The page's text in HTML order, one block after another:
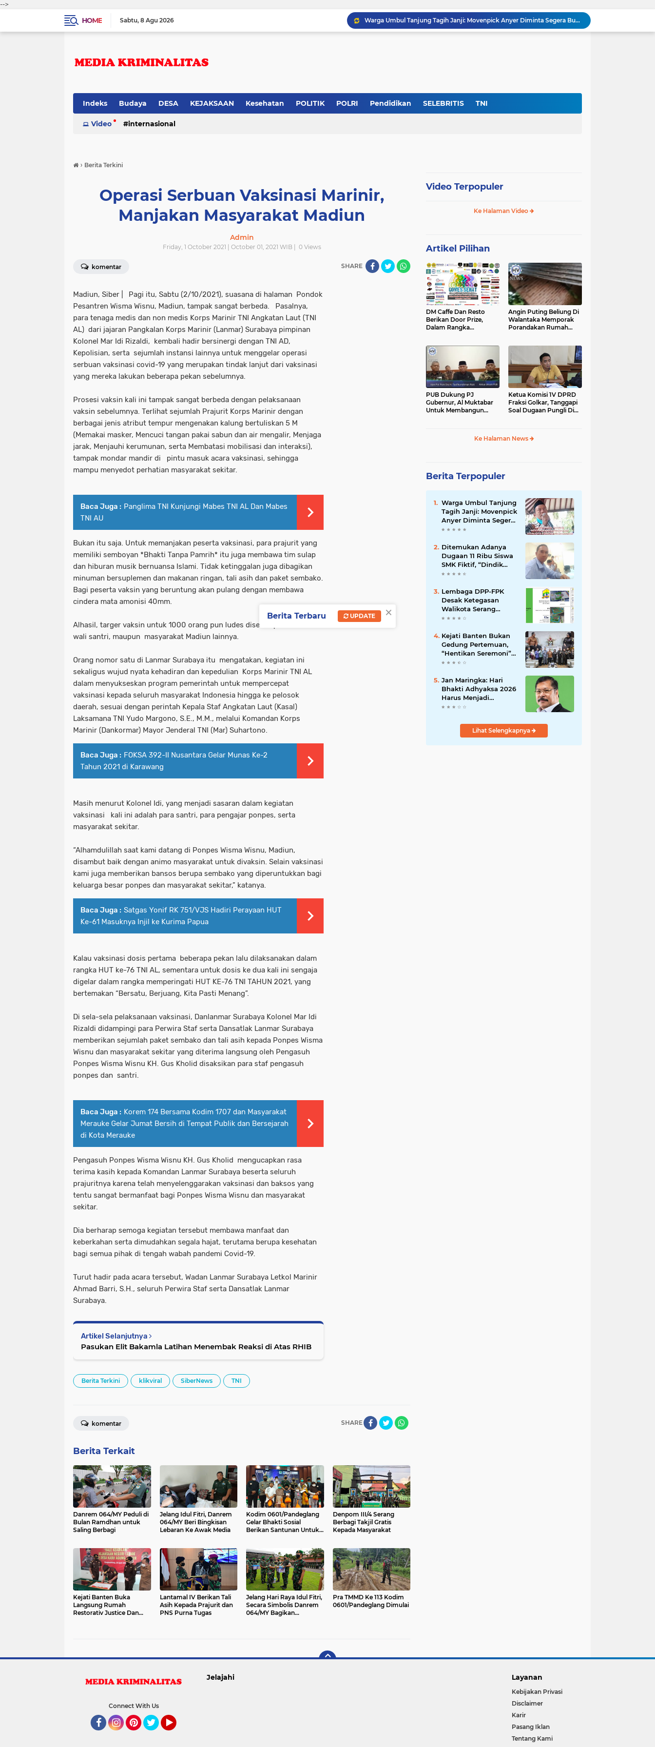
-->
HOME
Sabtu 8 Agu 2026
Warga Umbul Tanjung Tagih Janji: Movenpick Anyer Diminta Segera Buka Akses Jalan Ke Pantai
Ditemukan Adanya Dugaan 11 Ribu Siswa SMK Fiktif, “Dindik Banten Bungkam Seribu Bahasa”
Harapan Masyarakat Serang Dan Sekitarnya Pupus Untuk Memiliki Asrama Haji
Indeks Budaya DESA KEJAKSAAN Kesehatan POLITIK POLRI Pendidikan SELEBRITIS TNI
Video internasional
› Berita Terkini
Operasi Serbuan Vaksinasi Marinir,
Manjakan Masyarakat Madiun
Admin
Friday, 1 October 2021 | October 01, 2021 WIB | 0Views
komentar SHARE
Madiun, Siber |
Pagi itu, Sabtu (2/10/2021), suasana di halaman Pondok
Pesantren Wisma Wisnu, Madiun, tampak sangat berbeda. Pasalnya,
para tenaga medis dan non medis Korps Marinir TNI Angkatan Laut (TNI
AL) dari jajaran Pangkalan Korps Marinir (Lanmar) Surabaya pimpinan
Kolonel Mar Idi Rizaldi, kembali hadir bersinergi dengan TNI AD,
Kepolisian, serta sejumlah instansi lainnya untuk menggelar operasi
serbuan vaksinasi covid-19 yang merupakan tindak lanjut dari vaksinasi
yang mereka lakukan beberapa pekan sebelumnya.
Prosesi vaksin kali ini tampak sangat berbeda dengan pelaksanaan
vaksin sebelumnya. Terlihat sejumlah Prajurit Korps Marinir dengan
berbagai jenis atribut tempur mengenakan kalung bertuliskan 5 M
(Memakai masker, Mencuci tangan pakai sabun dan air mengalir, Menjaga
jarak, Menjauhi kerumunan, serta Membatasi mobilisasi dan interaksi),
tampak mondar mandir di pintu masuk acara vaksinasi, sehingga
mampu menyedot perhatian masyarakat sekitar.
Baca Juga : Panglima TNI Kunjungi Mabes TNI AL Dan Mabes
TNI AU
Bukan itu saja. Untuk memanjakan peserta vaksinasi, para prajurit yang
memiliki semboyan *Bhakti Tanpa Pamrih* itu juga membawa tim sulap
dan hiburan musik bernuansa Islami. Tidak ketinggalan juga dibagikan
minuman bersuplemen dan makanan ringan, tali asih dan paket sembako.
Bagi peserta vaksin yang beruntung akan pulang dengan membawa
cindera mata amonisi 40mm.
Alhasil, targer vaksin untuk 1000 orang pun ludes diserbu para santri,
wali santri, maupun masyarakat Madiun lainnya.
Orang nomor satu di Lanmar Surabaya itu mengatakan, kegiatan ini
sekaligus wujud nyata kehadiran dan kepedulian Korps Marinir TNI AL
dalam menyukseskan program pemerintah untuk mempercepat
vaksinasi kepada seluruh masyarakat Indonesia hingga ke pelosok
daerah, sesuai dengan perintah Kepala Staf Angkatan Laut (Kasal)
Laksamana TNI Yudo Margono, S.E., M.M., melalui Komandan Korps
Marinir (Dankormar) Mayor Jenderal TNI (Mar) Suhartono.
Baca Juga : FOKSA 392-II Nusantara Gelar Munas Ke-2
Tahun 2021 di Karawang
Masih menurut Kolonel Idi, yang menjadi sasaran dalam kegiatan
vaksinasi kali ini adalah para santri, para pengajar ponpes, serta
masyarakat sekitar.
“Alhamdulillah saat kami datang di Ponpes Wisma Wisnu, Madiun,
disambut baik dengan animo masyarakat untuk divaksin. Selain vaksinasi
kami juga memberikan bansos berupa sembako yang diperuntukkan bagi
keluarga besar ponpes dan masyarakat sekitar,” katanya.
Baca Juga : Satgas Yonif RK 751/VJS Hadiri Perayaan HUT
Ke-61 Masuknya Injil ke Kurima Papua
Kalau vaksinasi dosis pertama beberapa pekan lalu dilaksanakan dalam
rangka HUT ke-76 TNI AL, sementara untuk dosis ke dua kali ini sengaja
digelar dalam rangka memperingati HUT KE-76 TNI TAHUN 2021, yang
bertemakan “Bersatu, Berjuang, Kita Pasti Menang”.
Di sela-sela pelaksanaan vaksinasi, Danlanmar Surabaya Kolonel Mar Idi
Rizaldi didampingi para Perwira Staf serta Dansatlak Lanmar Surabaya
memberikan sejumlah paket sembako dan tali asih kepada Ponpes Wisma
Wisnu dan masyarakat sekitar yang diterima langsung oleh Pengasuh
Ponpes Wisma Wisnu KH. Gus Kholid disaksikan para staf pengasuh
ponpes dan santri.
Baca Juga : Korem 174 Bersama Kodim 1707 dan Masyarakat
Merauke Gelar Jumat Bersih di Tempat Publik dan Bersejarah
di Kota Merauke
Pengasuh Ponpes Wisma Wisnu KH. Gus Kholid mengucapkan rasa
terima kasih kepada Komandan Lanmar Surabaya beserta seluruh
prajuritnya karena telah menyelenggarakan vaksinasi dan baksos yang
tentu sangat bermanfaat bagi Ponpes Wisma Wisnu dan masyarakat
sekitar.
Dia berharap semoga kegiatan tersebut membawa manfaat dan
keberkahan serta dimudahkan segala hajat, terutama berupa kesehatan
bagi semua pihak di tengah wabah pandemi Covid-19.
Turut hadir pada acara tersebut, Wadan Lanmar Surabaya Letkol Marinir
Ahmad Barri, S.H., seluruh Perwira Staf serta Dansatlak Lanmar
Surabaya.
Artikel Selanjutnya
Pasukan Elit Bakamla Latihan Menembak Reaksi di Atas RHIB
Berita Terkini klikviral SiberNews TNI
SHARE
komentar
Berita Terkait
Danrem 064/MY Peduli di
Bulan Ramdhan untuk
Saling Berbagi
Jelang Idul Fitri, Danrem
064/MY Beri Bingkisan
Lebaran Ke Awak Media
Kodim 0601/Pandeglang
Gelar Bhakti Sosial
Berikan Santunan Untuk
Denpom III/4 Serang
Berbagi Takjil Gratis
Kepada Masyarakat
Kejati Banten Buka
Langsung Rumah
Restorativ Justice Dan
Lantamal IV Berikan Tali
Asih Kepada Prajurit dan
PNS Purna Tugas
Jelang Hari Raya Idul Fitri,
Secara Simbolis Danrem
064/MY Bagikan
Pra TMMD Ke 113 Kodim
0601/Pandeglang Dimulai
Video Terpopuler
Ke Halaman Video
Artikel Pilihan
DM Caffe Dan Resto
Berikan Door Prize,
Dalam Rangka
Angin Puting Beliung Di
Walantaka Memporak
Porandakan Rumah
PUB Dukung PJ
Gubernur, Al Muktabar
Untuk Membangun
Ketua Komisi 1V DPRD
Fraksi Golkar, Tanggapi
Soal Dugaan Pungli Di
Ke Halaman News
Berita Terpopuler
Warga Umbul Tanjung
Tagih Janji: Movenpick
Anyer Diminta Segera
Buka Akses Jalan Ke
Ditemukan Adanya
Dugaan 11 Ribu Siswa
SMK Fiktif, “Dindik
Banten Bungkam
Lembaga DPP-FPK
Desak Ketegasan
Walikota Serang
Untuk Menghentikan
Alun-Alun
Kejati Banten Bukan
Gedung Pertemuan,
“Hentikan Seremoni”
Fokus Tuntaskan
Jan Maringka: Hari
Bhakti Adhyaksa 2026
Harus Menjadi
Momentum Reformasi
Lihat Selengkapnya
Connect With Us
Jelajahi Layanan
Kebijakan Privasi
Disclaimer
Karir
Pasang Iklan
Tentang Kami
×
Berita Terbaru UPDATE